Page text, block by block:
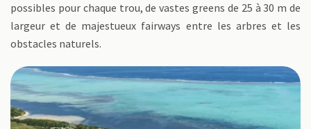
possibles pour chaque trou, de vastes greens de 25 à 30 m de
largeur et de majestueux fairways entre les arbres et les
obstacles naturels.